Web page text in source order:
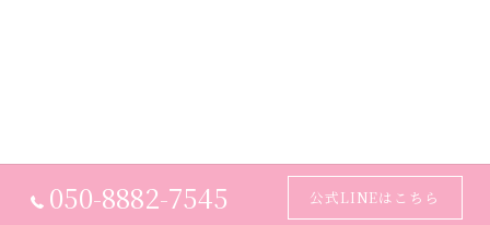
050-8882-7545 公式LINEはこちら